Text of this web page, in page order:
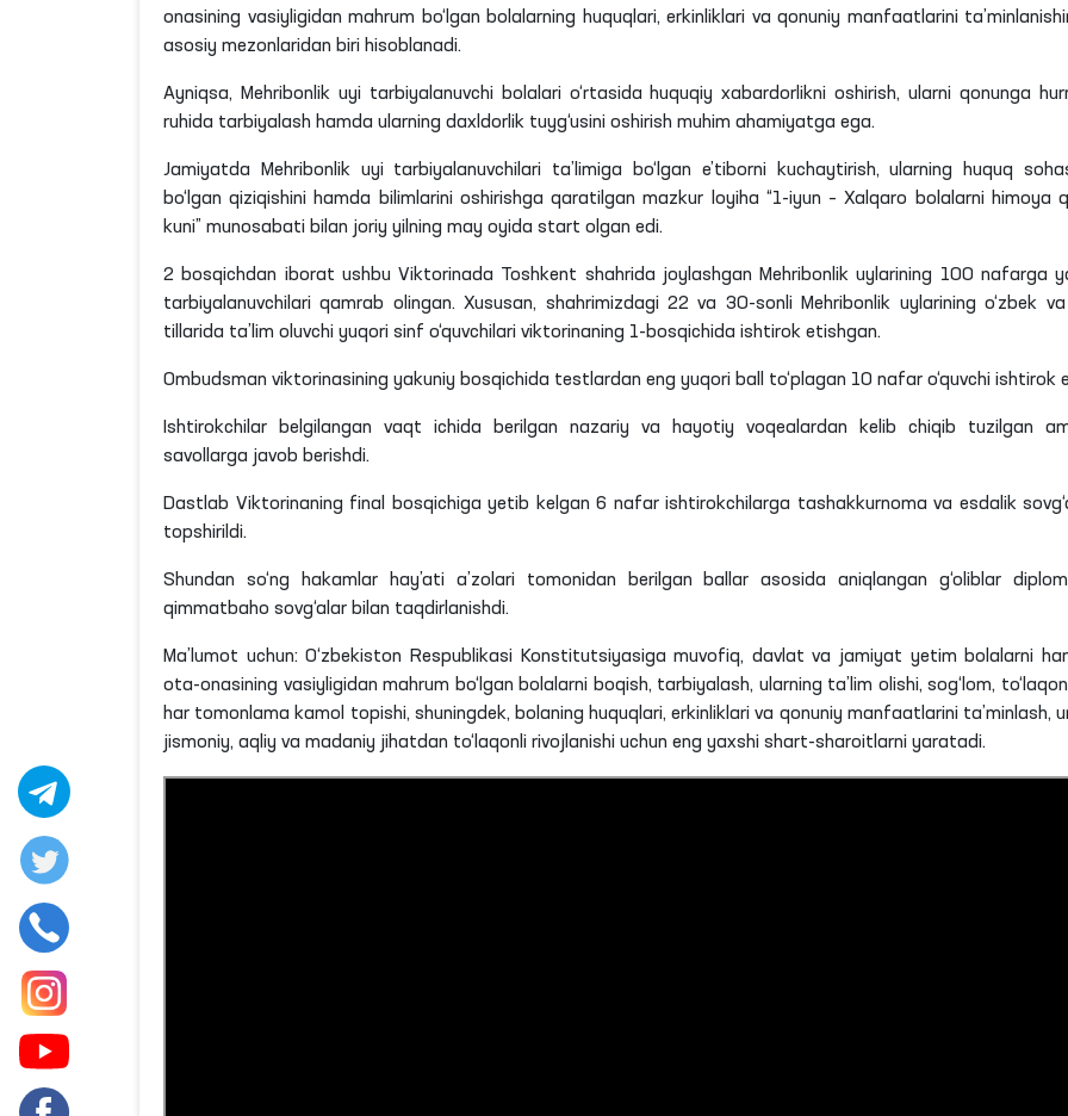
onasining vasiyligidan mahrum bo‘lgan bolalarning huquqlari, erkinliklari va qonuniy manfaatlarini
asosiy mezonlaridan biri hisoblanadi.
Ayniqsa, Mehribonlik uyi tarbiyalanuvchi bolalari o‘rtasida huquqiy xabardorlikni oshirish, ularni qonunga
ruhida tarbiyalash hamda ularning daxldorlik tuyg‘usini oshirish muhim ahamiyatga ega.
Jamiyatda Mehribonlik uyi tarbiyalanuvchilari ta’limiga bo‘lgan e’tiborni kuchaytirish, ularning huquq
bo‘lgan qiziqishini hamda bilimlarini oshirishga qaratilgan mazkur loyiha “1-iyun – Xalqaro bolalarni himoya
kuni” munosabati bilan joriy yilning may oyida start olgan edi.
2 bosqichdan iborat ushbu Viktorinada Toshkent shahrida joylashgan Mehribonlik uylarining 100 nafarga
tarbiyalanuvchilari qamrab olingan. Xususan, shahrimizdagi 22 va 30-sonli Mehribonlik uylarining o‘zbek
tillarida ta’lim oluvchi yuqori sinf o‘quvchilari viktorinaning 1-bosqichida ishtirok etishgan.
Ombudsman viktorinasining yakuniy bosqichida testlardan eng yuqori ball to‘plagan 10 nafar o‘quvchi ishtirok
Ishtirokchilar belgilangan vaqt ichida berilgan nazariy va hayotiy voqealardan kelib chiqib tuzilgan
savollarga javob berishdi.
Dastlab Viktorinaning final bosqichiga yetib kelgan 6 nafar ishtirokchilarga tashakkurnoma va esdalik
topshirildi.
Shundan so‘ng hakamlar hay’ati a’zolari tomonidan berilgan ballar asosida aniqlangan g‘oliblar
qimmatbaho sovg‘alar bilan taqdirlanishdi.
Ma’lumot uchun: O‘zbekiston Respublikasi Konstitutsiyasiga muvofiq, davlat va jamiyat yetim bolalarni
ota-onasining vasiyligidan mahrum bo‘lgan bolalarni boqish, tarbiyalash, ularning ta’lim olishi, sog‘lom,
har tomonlama kamol topishi, shuningdek, bolaning huquqlari, erkinliklari va qonuniy manfaatlarini ta’minlash,
jismoniy, aqliy va madaniy jihatdan to‘laqonli rivojlanishi uchun eng yaxshi shart-sharoitlarni yaratadi.